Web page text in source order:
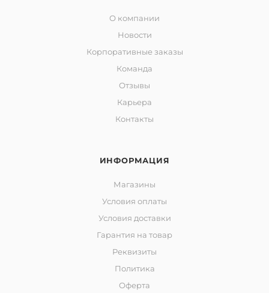
О компании
Новости
Корпоративные заказы
Команда
Отзывы
Карьера
Контакты
ИНФОРМАЦИЯ
Магазины
Условия оплаты
Условия доставки
Гарантия на товар
Реквизиты
Политика
Оферта